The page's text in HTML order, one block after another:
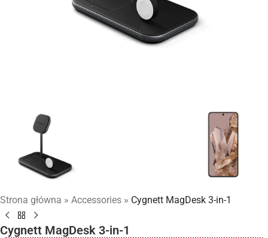
Strona główna » Accessories » Cygnett MagDesk 3-in-1
Cygnett MagDesk 3-in-1